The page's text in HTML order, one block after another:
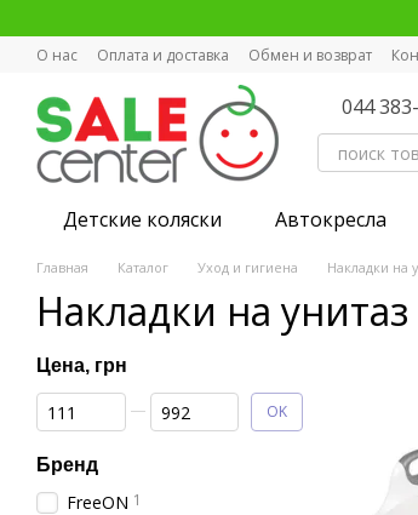
О нас Оплата и доставка Обмен и возврат
044
Детские коляски Автокресла
Главная Каталог Уход и гигиена Накладки на
Накладки на унитаз
Цена, грн
От Цена, грн
До Цена, грн OK
Бренд
FreeON 1